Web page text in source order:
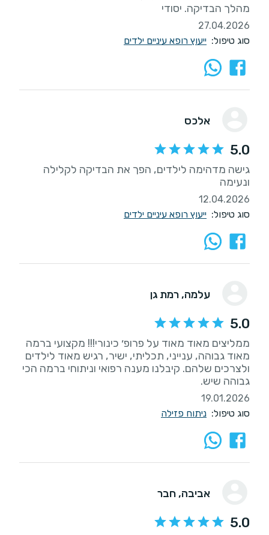
מהלך הבדיקה. יסודי
27.04.2026
סוג טיפול: ייעוץ רופא עיניים ילדים
אלכס
5.0
גישה מדהימה לילדים, הפך את הבדיקה לקלילה
ונעימה
12.04.2026
סוג טיפול: ייעוץ רופא עיניים ילדים
עלמה, רמת גן
5.0
ממליצים מאוד מאוד על פרופ׳ כינורי!!! מקצועי ברמה
מאוד גבוהה, ענייני, תכליתי, ישיר, רגיש מאוד לילדים
ולצרכים שלהם. קיבלנו מענה רפואי וניתוחי ברמה הכי
גבוהה שיש.
19.01.2026
סוג טיפול: ניתוח פזילה
אביבה, חבר
5.0